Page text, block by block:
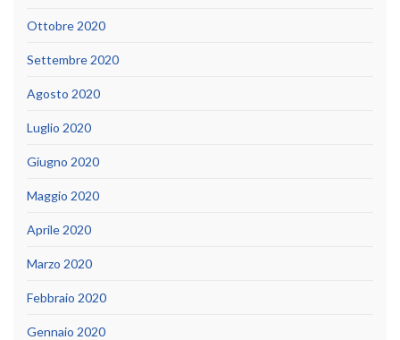
Ottobre 2020
Settembre 2020
Agosto 2020
Luglio 2020
Giugno 2020
Maggio 2020
Aprile 2020
Marzo 2020
Febbraio 2020
Gennaio 2020